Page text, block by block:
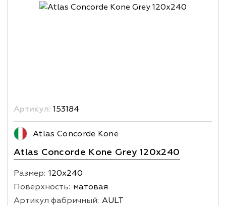
Артикул: 153184
Atlas Concorde Kone
Atlas Concorde Kone Grey 120x240
Размер: 120х240
Поверхность: матовая
Артикул фабричный: AULT